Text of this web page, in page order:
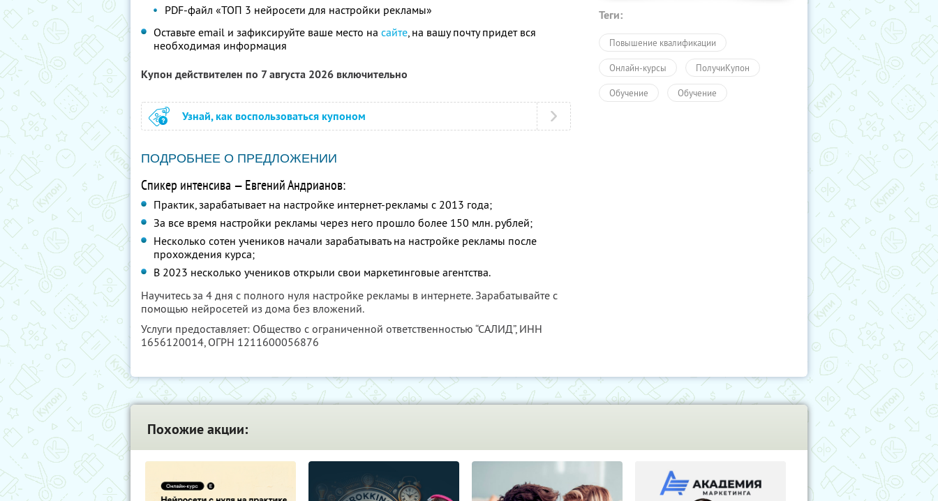
PDF-файл «ТОП 3 нейросети для настройки рекламы»
Оставьте email и зафиксируйте ваше место на сайте, на вашу почту придет вся
необходимая информация
Купон действителен по 7 августа 2026 включительно
Узнай, как воспользоваться купоном
ПОДРОБНЕЕ О ПРЕДЛОЖЕНИИ
Спикер интенсива — Евгений Андрианов:
Практик, зарабатывает на настройке интернет-рекламы с 2013 года;
За все время настройки рекламы через него прошло более 150 млн. рублей;
Несколько сотен учеников начали зарабатывать на настройке рекламы после
прохождения курса;
В 2023 несколько учеников открыли свои маркетинговые агентства.
Научитесь за 4 дня с полного нуля настройке рекламы в интернете. Зарабатывайте с
помощью нейросетей из дома без вложений.
Услуги предоставляет: Общество с ограниченной ответственностью “САЛИД”, ИНН
1656120014, ОГРН 1211600056876
Теги:
Повышение квалификации
Онлайн-курсы ПолучиКупон
Обучение Обучение
Похожие акции: